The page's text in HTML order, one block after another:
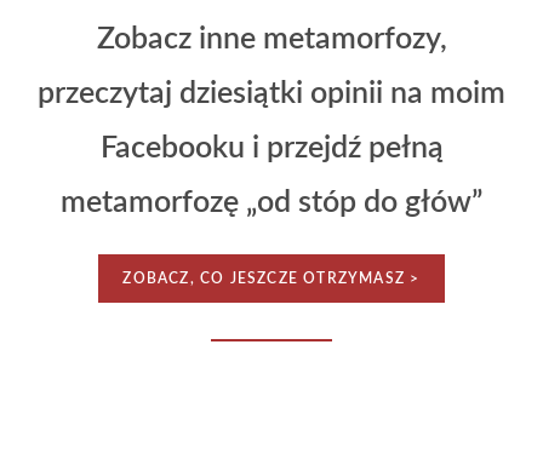
Zobacz inne metamorfozy,
przeczytaj dziesiątki opinii na moim
Facebooku i przejdź pełną
metamorfozę „od stóp do głów”
ZOBACZ, CO JESZCZE OTRZYMASZ >